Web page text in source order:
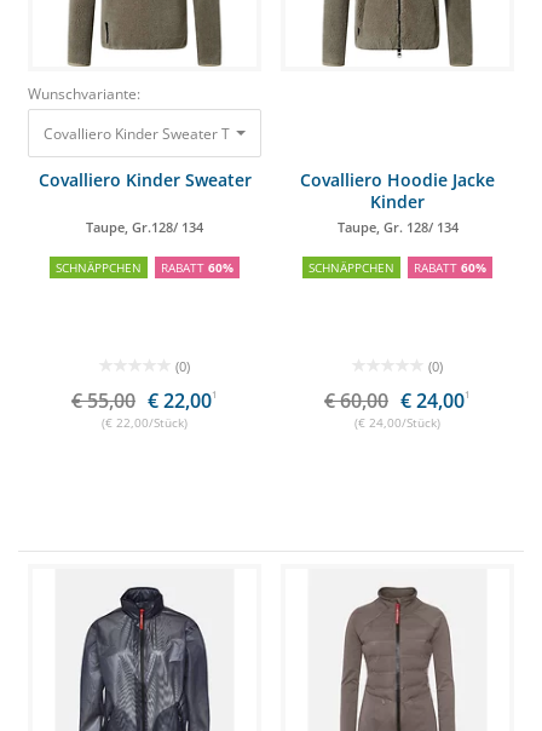
Wunschvariante:
Covalliero Kinder Sweater Taupe, Gr.128/ 134
Covalliero Kinder Sweater
Taupe, Gr.128/ 134
SCHNÄPPCHEN RABATT 60%
(0)
€ 55,00 € 22,001
(€ 22,00/Stück)
Covalliero Hoodie Jacke
Kinder
Taupe, Gr. 128/ 134
SCHNÄPPCHEN RABATT 60%
(0)
€ 60,00 € 24,001
(€ 24,00/Stück)